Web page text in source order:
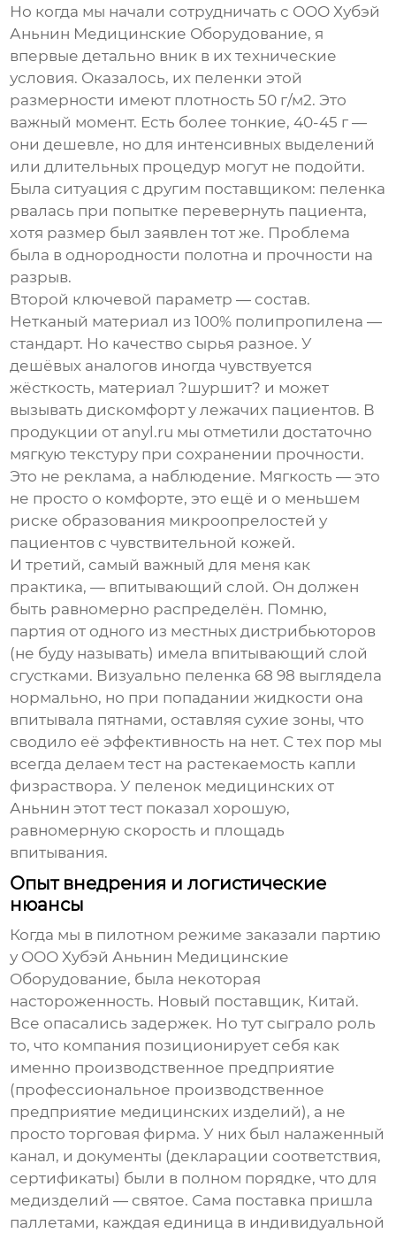
Но когда мы начали сотрудничать с ООО Хубэй
Аньнин Медицинские Оборудование, я
впервые детально вник в их технические
условия. Оказалось, их пеленки этой
размерности имеют плотность 50 г/м2. Это
важный момент. Есть более тонкие, 40-45 г —
они дешевле, но для интенсивных выделений
или длительных процедур могут не подойти.
Была ситуация с другим поставщиком: пеленка
рвалась при попытке перевернуть пациента,
хотя размер был заявлен тот же. Проблема
была в однородности полотна и прочности на
разрыв.
Второй ключевой параметр — состав.
Нетканый материал из 100% полипропилена —
стандарт. Но качество сырья разное. У
дешёвых аналогов иногда чувствуется
жёсткость, материал ?шуршит? и может
вызывать дискомфорт у лежачих пациентов. В
продукции от anyl.ru мы отметили достаточно
мягкую текстуру при сохранении прочности.
Это не реклама, а наблюдение. Мягкость — это
не просто о комфорте, это ещё и о меньшем
риске образования микроопрелостей у
пациентов с чувствительной кожей.
И третий, самый важный для меня как
практика, — впитывающий слой. Он должен
быть равномерно распределён. Помню,
партия от одного из местных дистрибьюторов
(не буду называть) имела впитывающий слой
сгустками. Визуально пеленка 68 98 выглядела
нормально, но при попадании жидкости она
впитывала пятнами, оставляя сухие зоны, что
сводило её эффективность на нет. С тех пор мы
всегда делаем тест на растекаемость капли
физраствора. У пеленок медицинских от
Аньнин этот тест показал хорошую,
равномерную скорость и площадь
впитывания.
Опыт внедрения и логистические
нюансы
Когда мы в пилотном режиме заказали партию
у ООО Хубэй Аньнин Медицинские
Оборудование, была некоторая
настороженность. Новый поставщик, Китай.
Все опасались задержек. Но тут сыграло роль
то, что компания позиционирует себя как
именно производственное предприятие
(профессиональное производственное
предприятие медицинских изделий), а не
просто торговая фирма. У них был налаженный
канал, и документы (декларации соответствия,
сертификаты) были в полном порядке, что для
медизделий — святое. Сама поставка пришла
паллетами, каждая единица в индивидуальной